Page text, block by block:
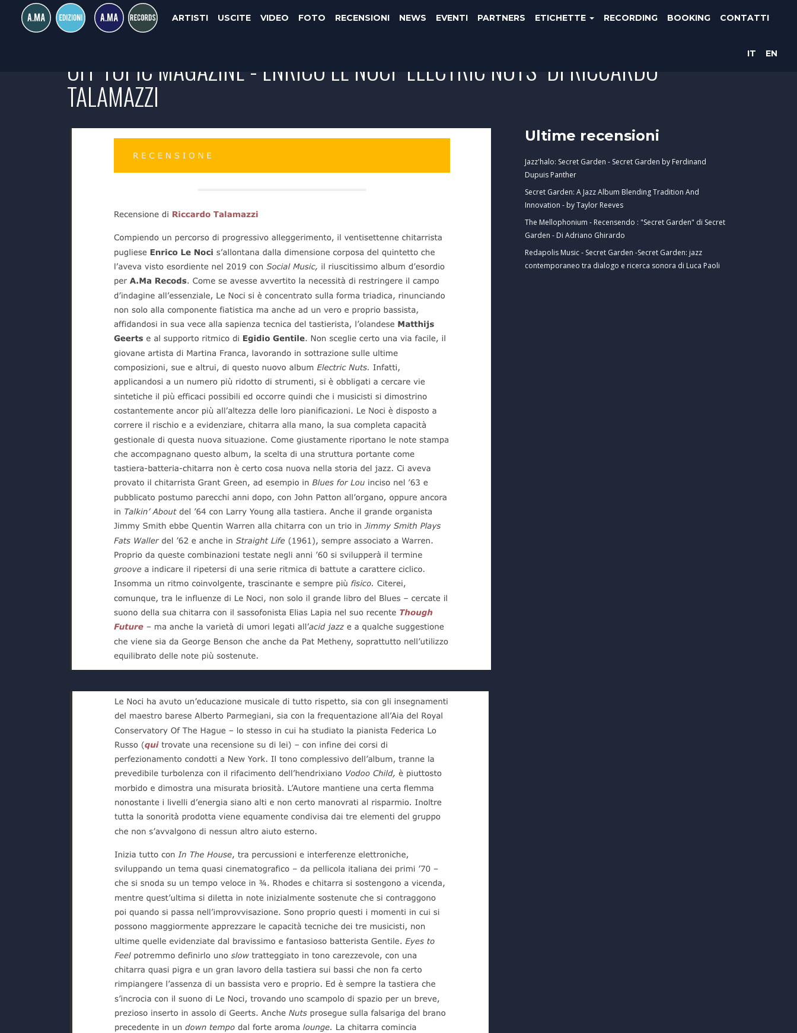
ARTISTI USCITE VIDEO FOTO RECENSIONI NEWS EVENTI PARTNERS ETICHETTE RECORDING BOOKING CONTATTI
IT EN
OFF TOPIC MAGAZINE - ENRICO LE NOCI "ELECTRIC NUTS" DI RICCARDO
TALAMAZZI
Ultime recensioni
Jazz'halo: Secret Garden - Secret Garden by Ferdinand
Dupuis Panther
Secret Garden: A Jazz Album Blending Tradition And
Innovation - by Taylor Reeves
The Mellophonium - Recensendo : "Secret Garden" di Secret
Garden - Di Adriano Ghirardo
Redapolis Music - Secret Garden -Secret Garden: jazz
contemporaneo tra dialogo e ricerca sonora di Luca Paoli